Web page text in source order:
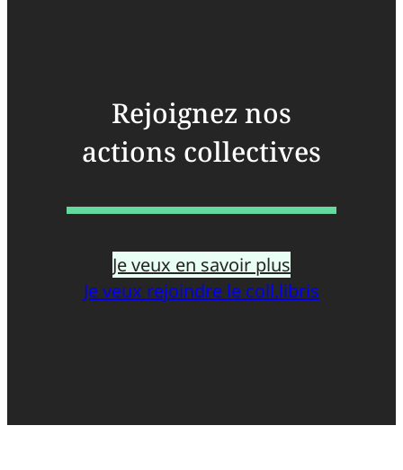
Rejoignez nos
actions collectives
Je veux en savoir plus
Je veux rejoindre le coll.libris